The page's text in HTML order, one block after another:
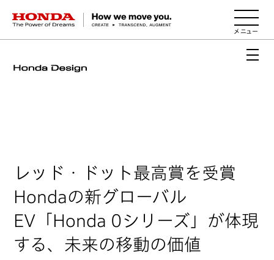
HONDA The Power of Dreams
レッド・ドット最高賞を受賞
Hondaの新グローバル
EV「Honda 0シリーズ」が体現
する、未来の移動の価値